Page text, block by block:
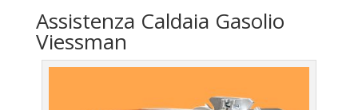
Assistenza Caldaia Gasolio
Viessman